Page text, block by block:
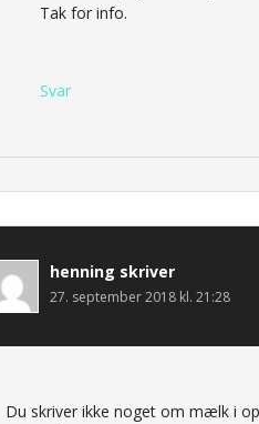
Tak for info.
Svar
henning skriver
27. september 2018 kl. 21:28
Du skriver ikke noget om mælk i